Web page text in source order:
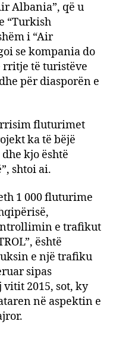
Albania”, që u
“Turkish
i “Air
se kompania do
rritje të turistëve
për diasporën e
rrisim fluturimet
ka të bëjë
kjo është
shtoi ai.
1 000 fluturime
e trafikut
është
e një trafiku
sipas
vitit 2015, sot, ky
në aspektin e